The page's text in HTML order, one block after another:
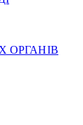
ОРГАНІВ